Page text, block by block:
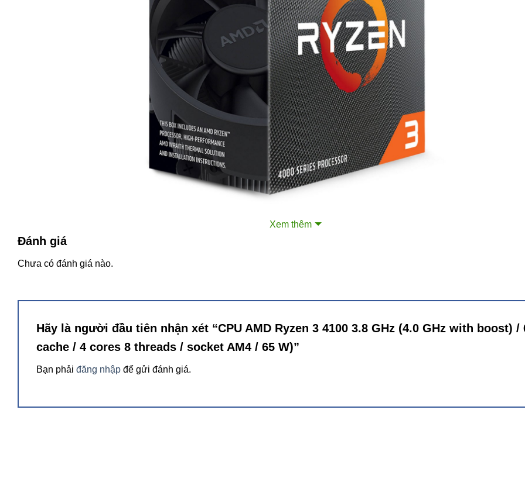
AMD Ryzen 3 4100 có 4 nhân và 8 luồng, hoạt động ở xung nhịp Turbo Boost tối đa 4.0Ghz, giúp hiệu năng tồng thể tăng
động trơn tru với mọi tác vụ từ văn phòng cơ bản đến gaming. CPU AMD Ryzen 3 4100 không tích hợp GPU, vì vậy người
Xem thêm
Đánh giá
Chưa có đánh giá nào.
Hãy là người đầu tiên nhận xét “CPU AMD Ryzen 3 4100 3.8 GHz (4.0 GHz with boost) /
cache / 4 cores 8 threads / socket AM4 / 65 W)”
Bạn phải đăng nhập để gửi đánh giá.